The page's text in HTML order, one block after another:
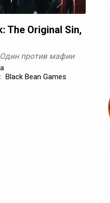
The Original Sin,
против мафии
Black Bean Games